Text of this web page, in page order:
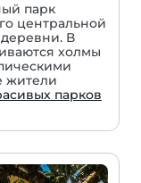
парк
центральной
В
холмы
жители
парков